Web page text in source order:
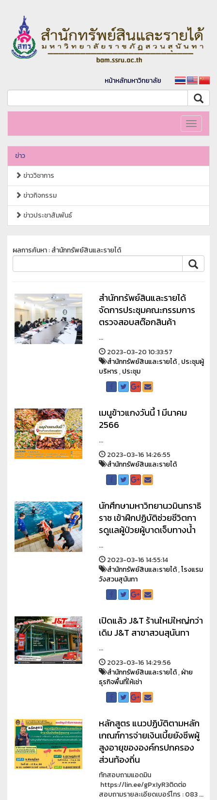
หน้าหลักมหาวิทยาลัย
Toggle
ข่าว
ข่าววิชาการ
ข่าวกิจกรรม
ข่าวประชาสัมพันธ์
ผลการค้นหา : สำนักทรัพย์สินและรายได้
สำนักทรัพย์สินและรายได้
จัดการประชุมคณะกรรมการ
ตรวจสอบสต๊อกสินค้า
...
2023-03-20 10:33:57
สำนักทรัพย์สินและรายได้,ประชุมผู้
บริหาร,ประชุม
เมนูข้าวแกงวันนี้ 1 มีนาคม
2566
...
2023-03-16 14:26:55
สำนักทรัพย์สินและรายได้
นักศึกษามหาวิทยานวมินทราธิ
ราช เข้าฝึกปฏิบัติช่วยชีวิตกา
รดูเเลผู้ป่วยผู้บาดเจ็บทางน้ำ
...
2023-03-16 14:55:14
สำนักทรัพย์สินและรายได้,โรงแรม
วังสวนสุนันทา
เปิดแล้ว J&T ร้านใหม่ใหญ่กว่า
เดิม J&T สาขาสวนสุนันทา
...
2023-03-16 14:29:56
สำนักทรัพย์สินและรายได้,ฝ่าย
ธุรกิจพื้นที่ให้เช่า
หลักสูตร แนวปฏิบัติตามหลัก
เกณฑ์การจ่ายเงินเบี้ยยังชีพผู้
สูงอายุขององค์กรปกครอง
ส่วนท้องถิ่น
ทักสอบถามแอดมิน
https://lin.ee/gPxIyR3ติดต่อ
สอบถามรายละเอียดเบอร์โทร : 083 ...